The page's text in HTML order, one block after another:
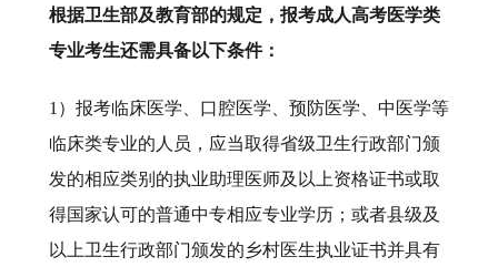
根据卫生部及教育部的规定，报考成人高考医学类
专业考生还需具备以下条件：
1）报考临床医学、口腔医学、预防医学、中医学等
临床类专业的人员，应当取得省级卫生行政部门颁
发的相应类别的执业助理医师及以上资格证书或取
得国家认可的普通中专相应专业学历；或者县级及
以上卫生行政部门颁发的乡村医生执业证书并具有